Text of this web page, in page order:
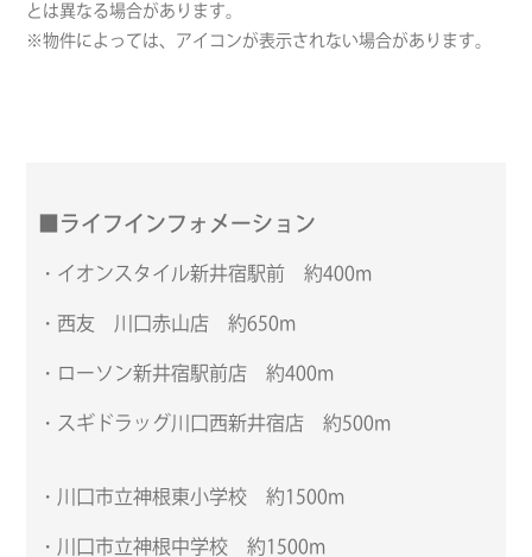
とは異なる場合があります。
※物件によっては、アイコンが表示されない場合があります。
■ライフインフォメーション
・イオンスタイル新井宿駅前 約400m
・西友 川口赤山店 約650m
・ローソン新井宿駅前店 約400m
・スギドラッグ川口西新井宿店 約500m
・川口市立神根東小学校 約1500m
・川口市立神根中学校 約1500m